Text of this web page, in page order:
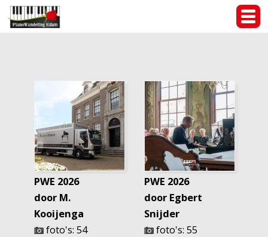
PWE 2026
door M.
Kooijenga
foto's: 54
PWE 2026
door Egbert
Snijder
foto's: 55